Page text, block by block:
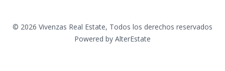
© 2026 Vivenzas Real Estate, Todos los derechos reservados
Powered by AlterEstate